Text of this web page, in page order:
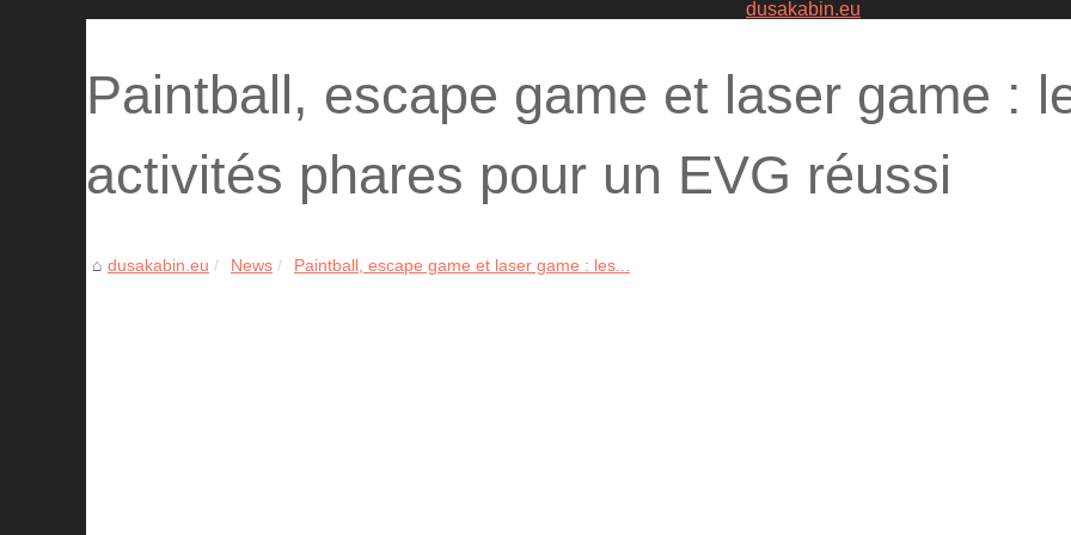
Paintball, escape game et laser game :
activités phares pour un EVG réussi
dusakabin.eu News Paintball, escape game et laser game : les...
dusakabin.eu